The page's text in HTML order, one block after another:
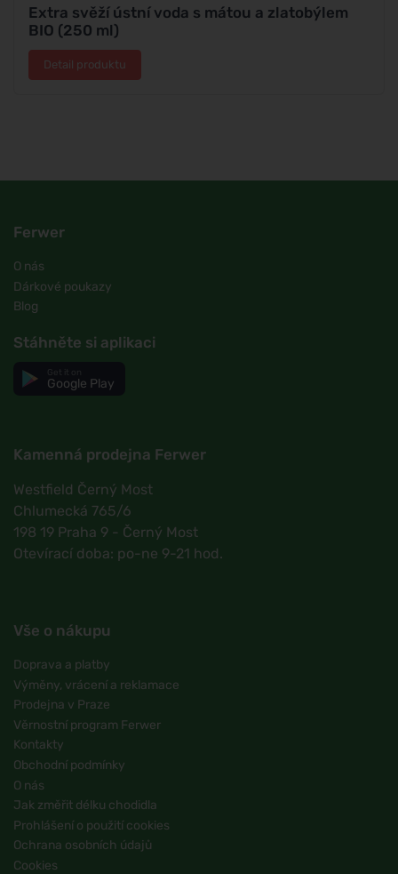
Extra svěží ústní voda s mátou a zlatobýlem
BIO (250 ml)
Detail produktu
Ferwer
O nás
Dárkové poukazy
Blog
Stáhněte si aplikaci
Google Play
Kamenná prodejna Ferwer
Westfield Černý Most
Chlumecká 765/6
198 19 Praha 9 - Černý Most
Otevírací doba: po-ne 9-21 hod.
Vše o nákupu
Doprava a platby
Výměny, vrácení a reklamace
Prodejna v Praze
Věrnostní program Ferwer
Kontakty
Obchodní podmínky
O nás
Jak změřit délku chodidla
Prohlášení o použití cookies
Ochrana osobních údajů
Cookies